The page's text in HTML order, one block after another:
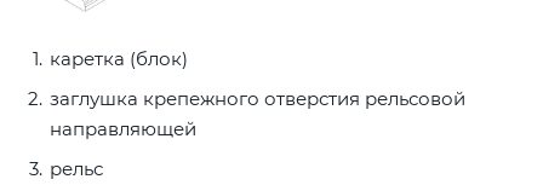
каретка (блок)
заглушка крепежного отверстия рельсовой
направляющей
рельс